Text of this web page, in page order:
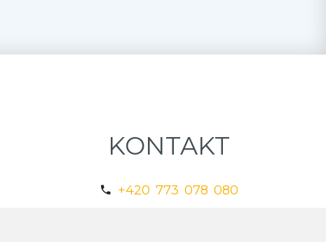
KONTAKT
+420 773 078 080